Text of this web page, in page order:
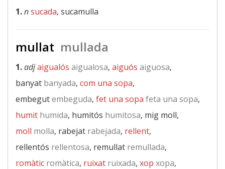
1.nsucada, sucamulla
mullat mullada
1.adjaigualós aigualosa, aiguós aiguosa,
banyat banyada, com una sopa,
embegutembeguda, fet una sopa feta una sopa,
humit humida, humitós humitosa, mig moll,
moll molla, rabejat rabejada, rellent,
rellentós rellentosa, remullat remullada,
romàtic romàtica, ruixat ruixada, xop xopa,